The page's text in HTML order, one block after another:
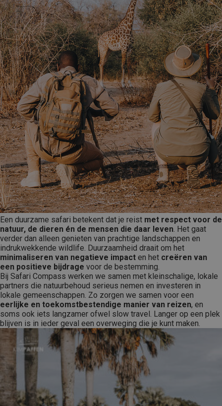
Een duurzame safari betekent dat je reist met respect voor de
natuur, de dieren én de mensen die daar leven. Het gaat
verder dan alleen genieten van prachtige landschappen en
indrukwekkende wildlife. Duurzaamheid draait om het
minimaliseren van negatieve impact en het creëren van
een positieve bijdrage voor de bestemming.
Bij Safari Compass werken we samen met kleinschalige, lokale
partners die natuurbehoud serieus nemen en investeren in
lokale gemeenschappen. Zo zorgen we samen voor een
eerlijke en toekomstbestendige manier van reizen, en
soms ook iets langzamer ofwel slow travel. Langer op een plek
blijven is in ieder geval een overweging die je kunt maken.